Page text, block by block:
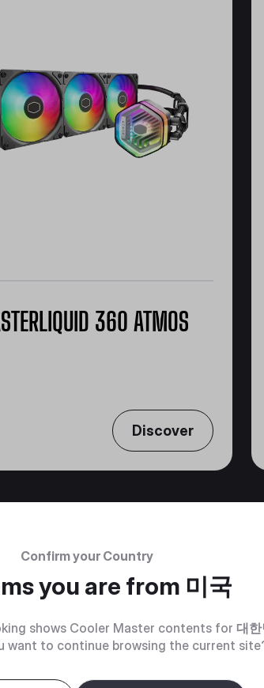
360 ATMOS
Discover
Confirm your Country
you are from 미국
shows Cooler Master contents for 대
want to continue browsing the current